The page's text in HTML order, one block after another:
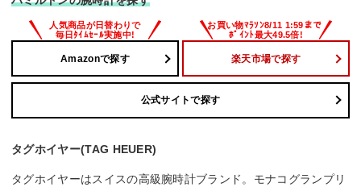
Amazonで探す 楽天市場で探す
公式サイトで探す
タグホイヤー(TAG HEUER)
タグホイヤーはスイスの高級腕時計ブランド。モナコグランプリ